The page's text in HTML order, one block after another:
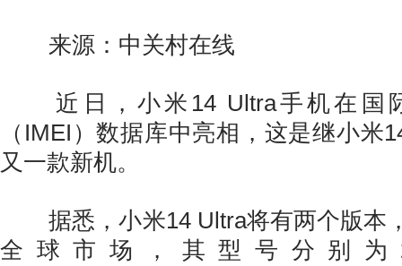
来源：中关村在线
近日，小米14 Ultra手机在国
（IMEI）数据库中亮相，这是继小米
又一款新机。
据悉，小米14 Ultra将有两个版本
全球市场，其型号分别为